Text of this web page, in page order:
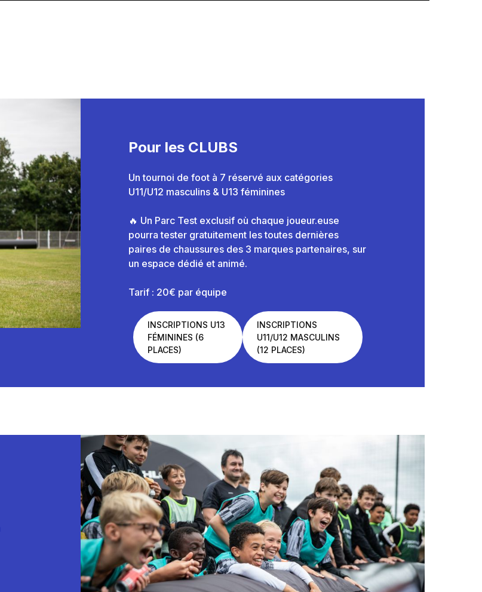
Pour les CLUBS
Un tournoi de foot à 7 réservé aux catégories
U11/U12 masculins & U13 féminines
🔥 Un Parc Test exclusif où chaque joueur.euse
pourra tester gratuitement les toutes dernières
paires de chaussures des 3 marques partenaires, sur
un espace dédié et animé.
Tarif : 20€ par équipe
INSCRIPTIONS U13
FÉMININES (6
PLACES)
INSCRIPTIONS
U11/U12 MASCULINS
(12 PLACES)